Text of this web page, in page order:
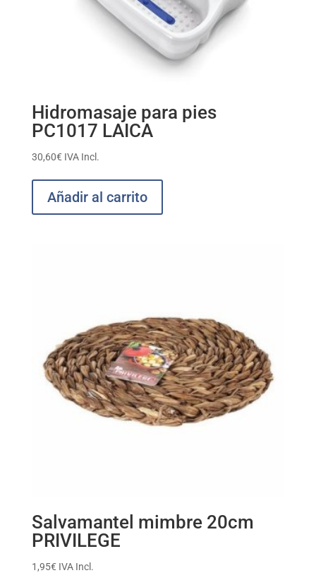
Hidromasaje para pies
PC1017 LAICA
30,60€ IVA Incl.
Añadir al carrito
Salvamantel mimbre 20cm
PRIVILEGE
1,95€ IVA Incl.